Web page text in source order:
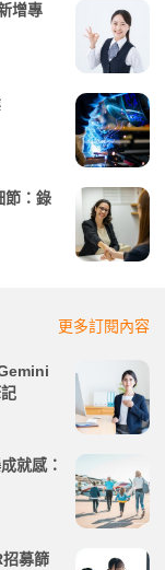
增專
節：錄
更多訂閱內容
就感：
募篩